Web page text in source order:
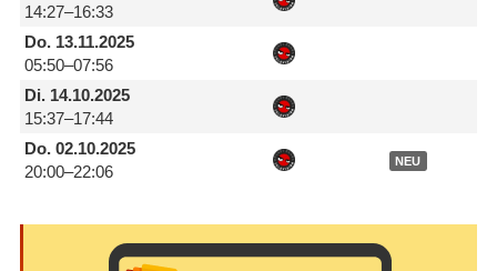
14:27–16:33
Do.13.11.2025
05:50–07:56
Di.14.10.2025
15:37–17:44
Do.02.10.2025
20:00–22:06
NEU